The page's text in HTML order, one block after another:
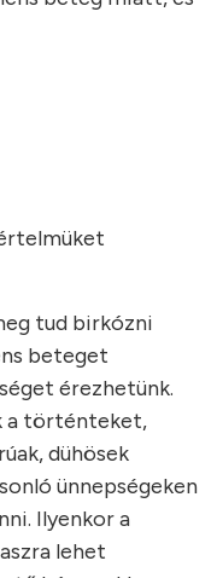
tud birkózni
beteget
érezhetünk.
a történteket,
dühösek
ünnepségeken
Ilyenkor a
lehet